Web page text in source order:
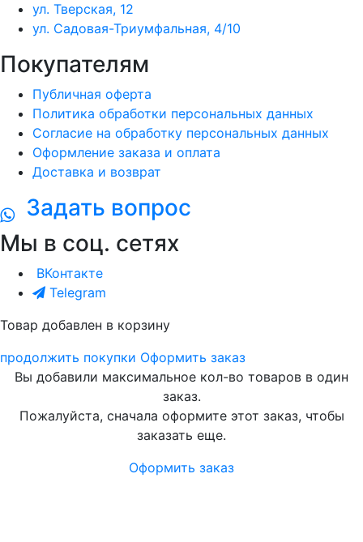
ул. Тверская, 12
ул. Садовая-Триумфальная, 4/10
Покупателям
Публичная оферта
Политика обработки персональных данных
Согласие на обработку персональных данных
Оформление заказа и оплата
Доставка и возврат
Задать вопрос
Мы в соц. сетях
ВКонтакте
Telegram
Товар добавлен в корзину
продолжить покупки Оформить заказ
Вы добавили максимальное кол-во товаров в один
заказ.
Пожалуйста, сначала оформите этот заказ, чтобы
заказать еще.
Оформить заказ